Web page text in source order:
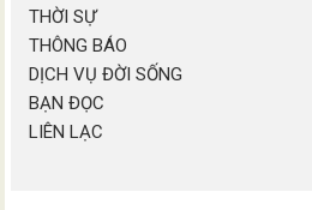
THỜI SỰ
THÔNG BÁO
DỊCH VỤ ĐỜI SỐNG
BẠN ĐỌC
LIÊN LẠC